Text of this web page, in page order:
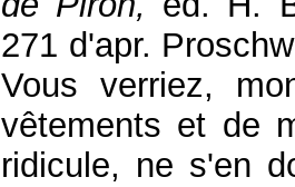
271 d'apr.
Vous verriez,
vêtements et de
ridicule, ne s'en